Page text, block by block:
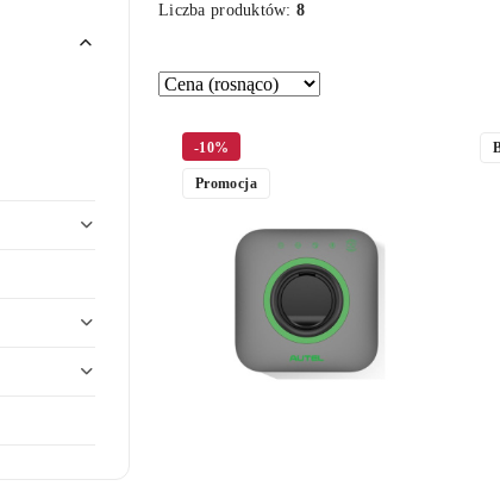
Liczba produktów:8
Zastosowano
Cena
Sortuj
-10%
Promocja